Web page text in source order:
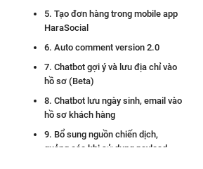
5. Tạo đơn hàng trong mobile app
HaraSocial
6. Auto comment version 2.0
7. Chatbot gợi ý và lưu địa chỉ vào
hồ sơ (Beta)
8. Chatbot lưu ngày sinh, email vào
hồ sơ khách hàng
9. Bổ sung nguồn chiến dịch,
quảng cáo khi sử dụng payload